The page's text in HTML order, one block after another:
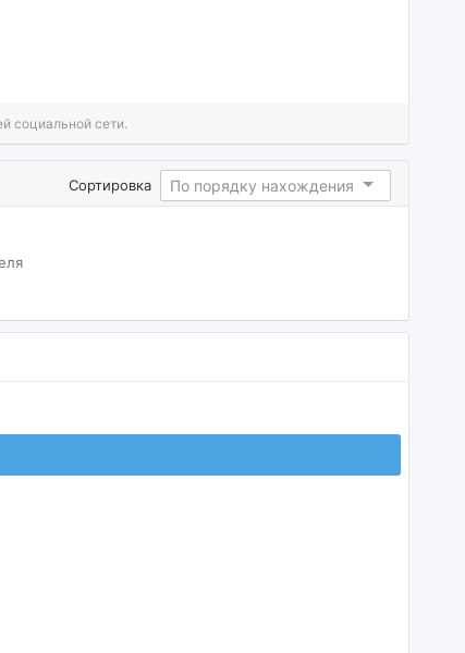
социальной сети.
Сортировка По порядку нахождения